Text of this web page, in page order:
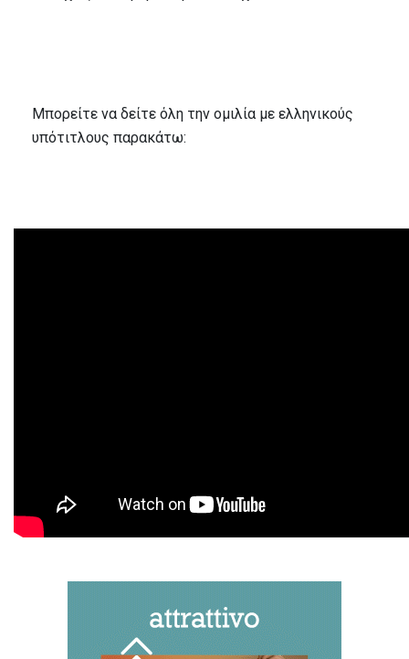
Μπορείτε να δείτε όλη την ομιλία με ελληνικούς
υπότιτλους παρακάτω: